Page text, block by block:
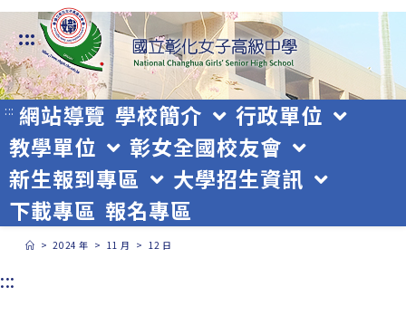
跳
轉
至
主
要
內
容
:::
::: 網站導覽 學校簡介
行政單位
教學單位
彰女全國校友會
新生報到專區
大學招生資訊
下載專區 報名專區
> 2024 年 > 11 月 > 12 日
:::